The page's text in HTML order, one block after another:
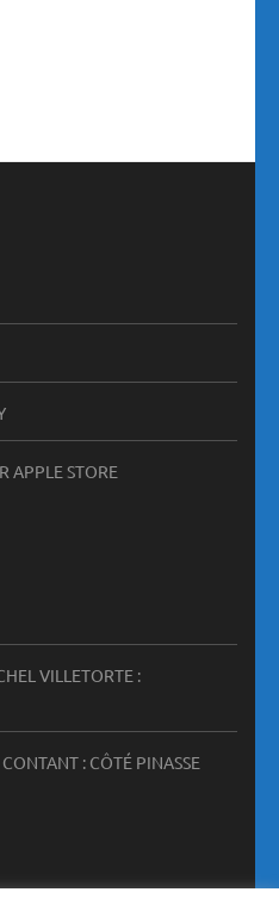
APPLE STORE
VILLETORTE :
: CÔTÉ PINASSE